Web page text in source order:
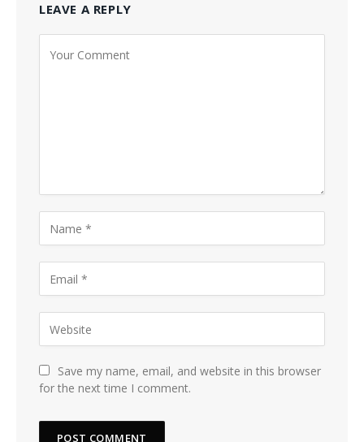
LEAVE A REPLY
Save my name, email, and website in this browser
for the next time I comment.